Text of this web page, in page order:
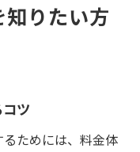
体的な方法
スの探し方
運転代行を発見
りたい方
ツ
ためには、料金体